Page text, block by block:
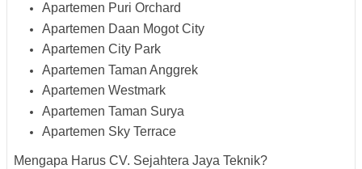
Apartemen Puri Orchard
Apartemen Daan Mogot City
Apartemen City Park
Apartemen Taman Anggrek
Apartemen Westmark
Apartemen Taman Surya
Apartemen Sky Terrace
Mengapa Harus CV. Sejahtera Jaya Teknik?